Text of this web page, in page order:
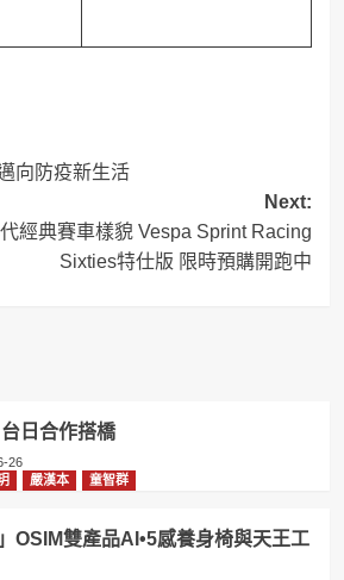
向防疫新生活
Next:
經典賽車樣貌 Vespa Sprint Racing
Sixties特仕版 限時預購開跑中
日合作搭橋
26
嚴漢本 童智群
OSIM雙產品AI•5感養身椅與天王工